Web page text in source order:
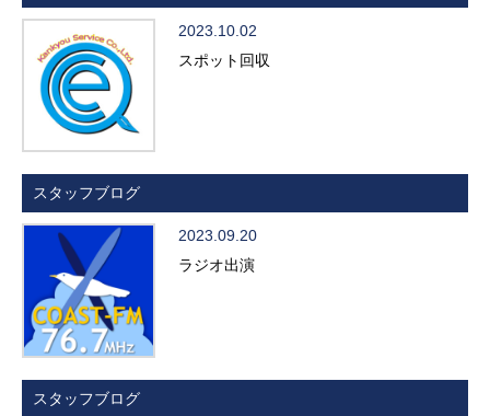
2023.10.02
スポット回収
スタッフブログ
2023.09.20
ラジオ出演
スタッフブログ